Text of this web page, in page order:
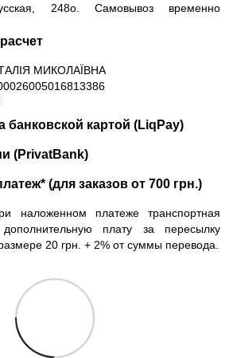
248о. Самовывоз временно
МИКОЛАЇВНА
банковской картой (LiqPay)
(PrivatBank)
(для заказов от 700 грн.)
наложенном платеже транспортная
плату за пересылку
20 грн. + 2% от суммы перевода.